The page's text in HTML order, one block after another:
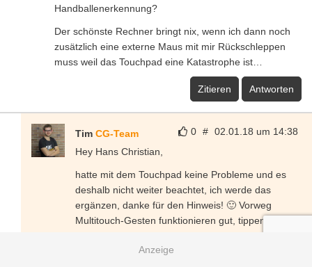
Handballenerkennung?
Der schönste Rechner bringt nix, wenn ich dann noch
zusätzlich eine externe Maus mit mir Rückschleppen
muss weil das Touchpad eine Katastrophe ist…
Zitieren Antworten
0 # 02.01.18 um 14:38
Tim CG-Team
Hey Hans Christian,
hatte mit dem Touchpad keine Probleme und es
deshalb nicht weiter beachtet, ich werde das
ergänzen, danke für den Hinweis! 🙂 Vorweg
Multitouch-Gesten funktionieren gut, tippen =
klicken auch. Für das analoge klicken muss im
Vergleich zum Mi Notebook Air etwas mehr Druck